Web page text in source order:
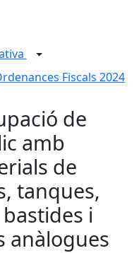
Fiscals 2024
de
amb
de
tanques,
i
anàlogues